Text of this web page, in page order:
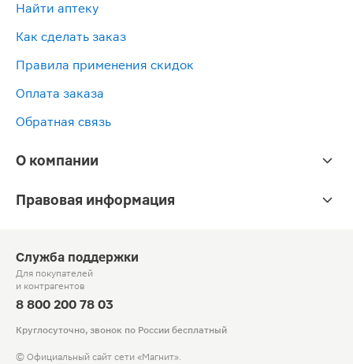
Найти аптеку
Как сделать заказ
Правила применения скидок
Оплата заказа
Обратная связь
О компании
Правовая информация
Служба поддержки
Для покупателей
и контрагентов
8 800 200 78 03
Круглосуточно, звонок по России бесплатный
© Официальный сайт сети «Магнит».